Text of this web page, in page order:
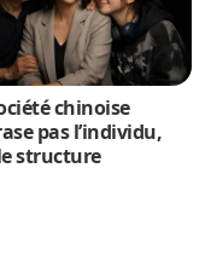
chinoise
pas l’individu,
structure